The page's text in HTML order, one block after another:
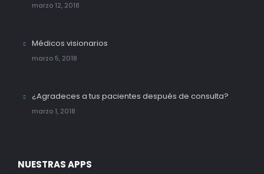
marzo 12, 2018
Médicos visionarios
marzo 5, 2018
¿Agradeces a tus pacientes después de consulta?
marzo 1, 2018
NUESTRAS APPS